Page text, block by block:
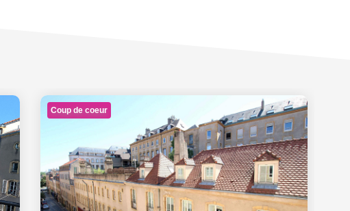
Coup de coeur